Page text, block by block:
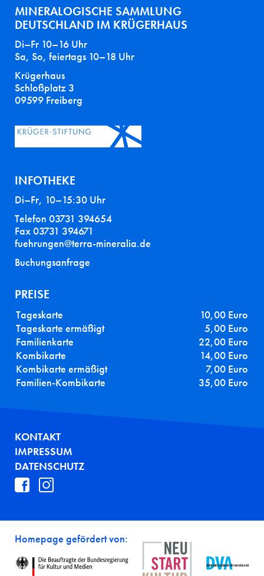
MINERALOGISCHE SAMMLUNG
DEUTSCHLAND IM KRÜGERHAUS
Di–Fr 10–16 Uhr
Sa, So, feiertags 10–18 Uhr
Krügerhaus
Schloßplatz 3
09599 Freiberg
INFOTHEKE
Di–Fr, 10–15:30 Uhr
Telefon 03731 394654
Fax 03731 394671
fuehrungen@terra-mineralia.de
Buchungsanfrage
PREISE
Tageskarte
10,00 Euro
Tageskarte ermäßigt
5,00 Euro
Familienkarte
22,00 Euro
Kombikarte
14,00 Euro
Kombikarte ermäßigt
7,00 Euro
Familien-Kombikarte
35,00 Euro
FUSSZEILE
KONTAKT
IMPRESSUM
DATENSCHUTZ
Homepage gefördert von: